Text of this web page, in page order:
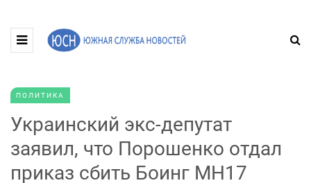
ПОЛИТИКА
Украинский экс-депутат
заявил, что Порошенко отдал
приказ сбить Боинг MH17